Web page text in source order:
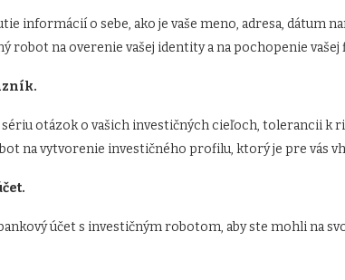
informácií o sebe, ako je vaše meno, adresa, dátum
robot na overenie vašej identity a na pochopenie vašej
otázok o vašich investičných cieľoch, tolerancii k
na vytvorenie investičného profilu, ktorý je pre vás
účet s investičným robotom, aby ste mohli na